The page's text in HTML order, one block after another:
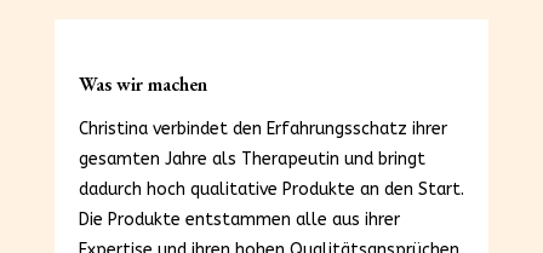
Was wir machen
Christina verbindet den Erfahrungsschatz ihrer
gesamten Jahre als Therapeutin und bringt
dadurch hoch qualitative Produkte an den Start.
Die Produkte entstammen alle aus ihrer